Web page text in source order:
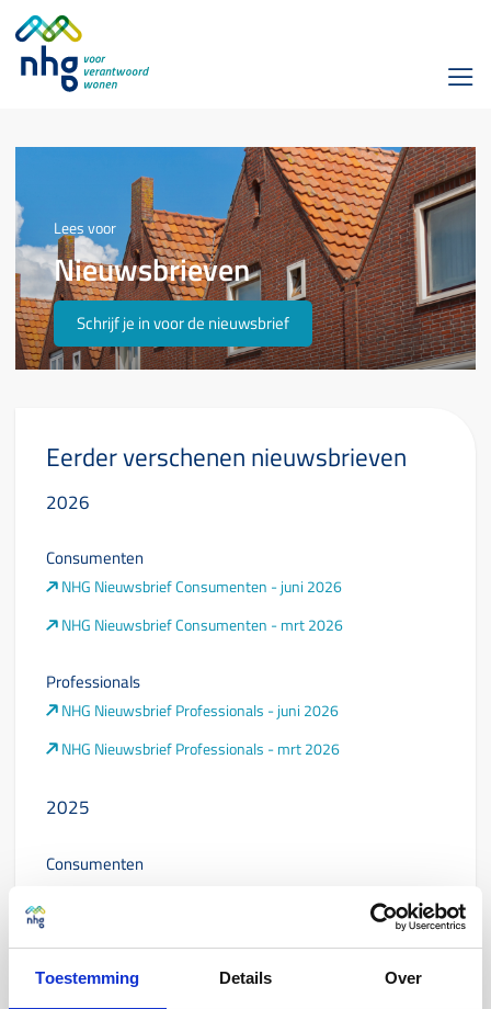
Toestemming Details Over
Lees voor
Nieuwsbrieven
Schrijf je in voor de nieuwsbrief
Eerder verschenen nieuwsbrieven
2026
Consumenten
NHG Nieuwsbrief Consumenten - juni 2026
NHG Nieuwsbrief Consumenten - mrt 2026
Professionals
NHG Nieuwsbrief Professionals - juni 2026
NHG Nieuwsbrief Professionals - mrt 2026
2025
Consumenten
NHG Nieuwsbrief Consumenten - april 2025